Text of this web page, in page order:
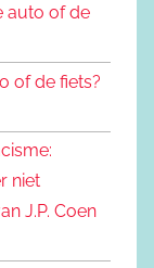
auto of de
of de fiets?
niet
J.P. Coen